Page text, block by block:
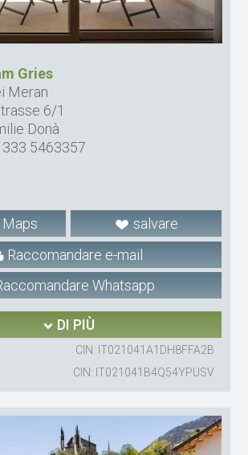
Gries
Meran
6/1
Donà
5463357
salvare
Raccomandare e-mail
Whatsapp
DI PIÙ
CIN: IT021041A1DH8FFA2B
CIN: IT021041B4Q54YPUSV